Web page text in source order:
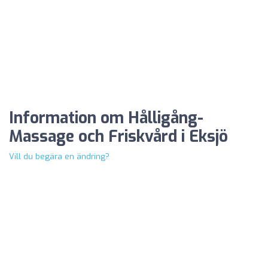
Information om Hålligång-
Massage och Friskvård i Eksjö
Vill du begära en ändring?